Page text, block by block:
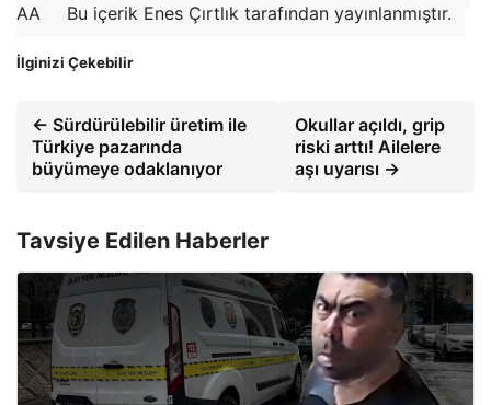
AA
Bu içerik Enes Çırtlık tarafından yayınlanmıştır.
İlginizi Çekebilir
← Sürdürülebilir üretim ile
Türkiye pazarında
büyümeye odaklanıyor
Okullar açıldı, grip
riski arttı! Ailelere
aşı uyarısı →
Tavsiye Edilen Haberler